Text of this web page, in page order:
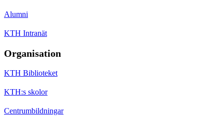
Alumni
KTH Intranät
Organisation
KTH Biblioteket
KTH:s skolor
Centrumbildningar